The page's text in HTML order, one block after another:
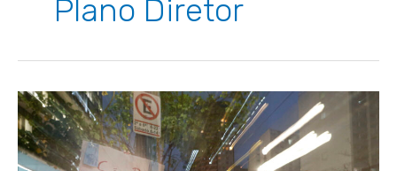
Plano Diretor